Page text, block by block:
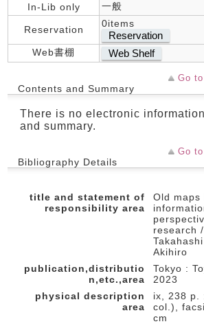
In-Lib only
一般
Reservation
0items
Reservation
Web書棚 Web Shelf
Go
Contents and Summary
There is no electronic
and summary.
Go
Bibliography Details
title and statement of
responsibility area
Old maps
research
Akihiro
publication,distributio
n,etc.,area
Tokyo :
2023
physical description
area
ix, 238 p.
col.),
cm